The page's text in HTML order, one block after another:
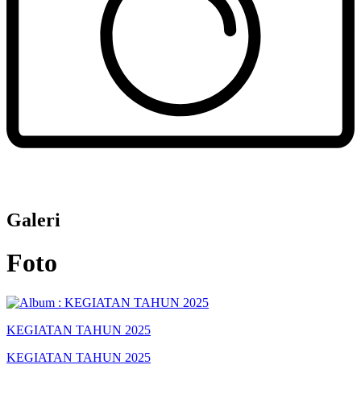
Galeri
Foto
KEGIATAN TAHUN 2025
KEGIATAN TAHUN 2025